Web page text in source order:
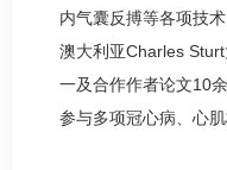
内气囊反搏等各项技
澳大利亚Charles
一及合作作者论文10
参与多项冠心病 、心